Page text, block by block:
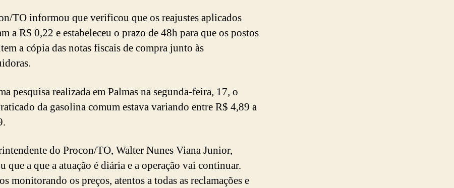
TO informou que verificou que os reajustes aplicados
a R$ 0,22 e estabeleceu o prazo de 48h para que os postos
a cópia das notas fiscais de compra junto às
pesquisa realizada em Palmas na segunda-feira, 17, o
da gasolina comum estava variando entre R$ 4,89 a
do Procon/TO, Walter Nunes Viana Junior,
que a que a atuação é diária e a operação vai continuar.
monitorando os preços, atentos a todas as reclamações e